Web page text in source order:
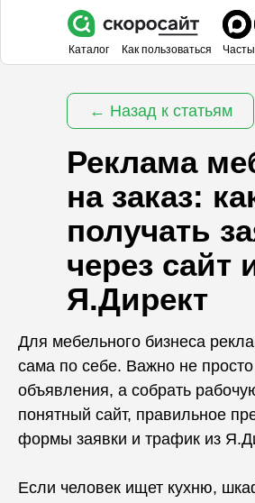
Каталог Как пользоваться
← Назад к статьям
Реклама
на заказ:
получать
через сайт
Я.Директ
Для мебельного бизнеса
сама по себе. Важно не просто
объявления, а собрать
понятный сайт, правильное
формы заявки и трафик из
Если человек ищет кухню,